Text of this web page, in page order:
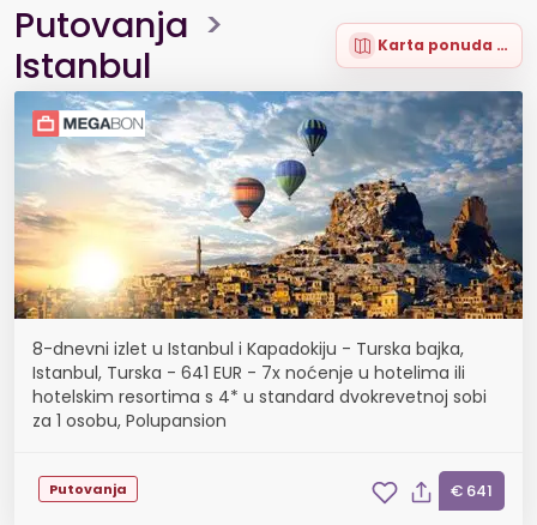
Putovanja >
Istanbul
Karta ponuda (12)
8-dnevni izlet u Istanbul i Kapadokiju - Turska bajka,
Istanbul, Turska - 641 EUR - 7x noćenje u hotelima ili
hotelskim resortima s 4* u standard dvokrevetnoj sobi
za 1 osobu, Polupansion
Putovanja € 641